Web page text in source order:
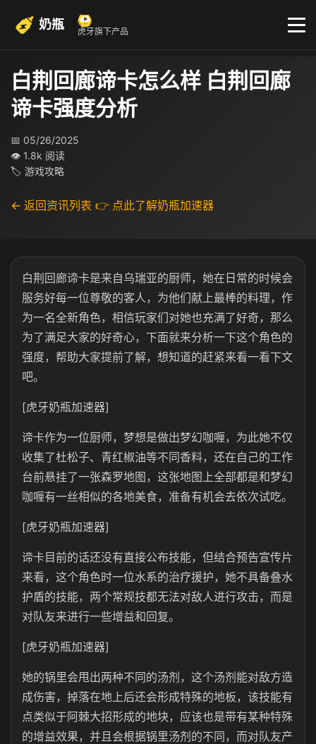
奶瓶 虎牙旗下产品
白荆回廊谛卡怎么样 白荆回廊
谛卡强度分析
📅 05/26/2025
👁 1.8k 阅读
🏷 游戏攻略
← 返回资讯列表 👉 点此了解奶瓶加速器
白荆回廊谛卡是来自乌瑞亚的厨师，她在日常的时候会
服务好每一位尊敬的客人，为他们献上最棒的料理，作
为一名全新角色，相信玩家们对她也充满了好奇，那么
为了满足大家的好奇心，下面就来分析一下这个角色的
强度，帮助大家提前了解，想知道的赶紧来看一看下文
吧。
[虎牙奶瓶加速器]
谛卡作为一位厨师，梦想是做出梦幻咖喱，为此她不仅
收集了杜松子、青红椒油等不同香料，还在自己的工作
台前悬挂了一张森罗地图，这张地图上全部都是和梦幻
咖喱有一丝相似的各地美食，准备有机会去依次试吃。
[虎牙奶瓶加速器]
谛卡目前的话还没有直接公布技能，但结合预告宣传片
来看，这个角色时一位水系的治疗援护，她不具备叠水
护盾的技能，两个常规技都无法对敌人进行攻击，而是
对队友来进行一些增益和回复。
[虎牙奶瓶加速器]
她的锅里会甩出两种不同的汤剂，这个汤剂能对敌方造
成伤害，掉落在地上后还会形成特殊的地板，该技能有
点类似于阿棘大招形成的地块，应该也是带有某种特殊
的增益效果，并且会根据锅里汤剂的不同，而对队友产